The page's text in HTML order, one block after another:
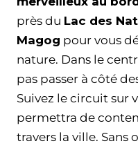
près du Lac des
Magog pour vous
nature. Dans le
pas passer à côté
Suivez le circuit sur
permettra de
travers la ville. Sans